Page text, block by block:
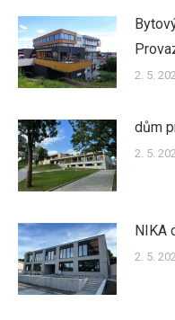
2. 5.
dům
2. 5.
NIKA
2. 5.